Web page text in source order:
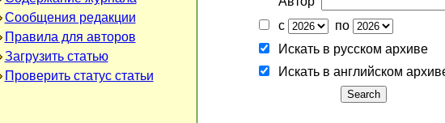
Сообщения редакции
Правила для авторов
Загрузить статью
Проверить статус статьи
с
по
Искать в русском архиве
Искать в английском